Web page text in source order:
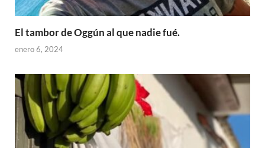
El tambor de Oggún al que nadie fué.
enero 6, 2024